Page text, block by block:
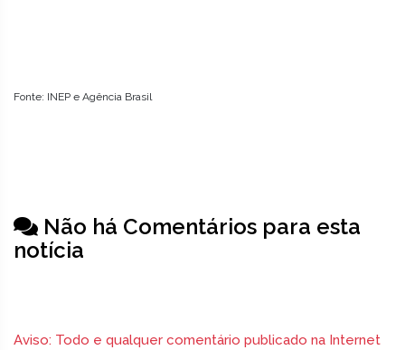
Fonte: INEP e Agência Brasil
Não há Comentários para esta
notícia
Aviso: Todo e qualquer comentário publicado na Internet